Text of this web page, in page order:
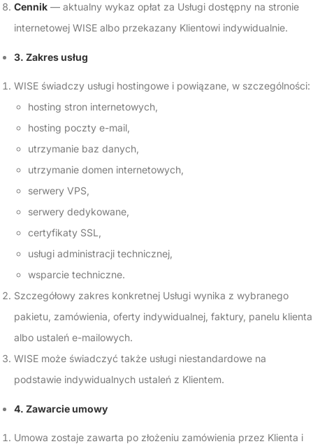
Cennik — aktualny wykaz opłat za Usługi dostępny na stronie
internetowej WISE albo przekazany Klientowi indywidualnie.
3. Zakres usług
WISE świadczy usługi hostingowe i powiązane, w szczególności:
hosting stron internetowych,
hosting poczty e-mail,
utrzymanie baz danych,
utrzymanie domen internetowych,
serwery VPS,
serwery dedykowane,
certyfikaty SSL,
usługi administracji technicznej,
wsparcie techniczne.
Szczegółowy zakres konkretnej Usługi wynika z wybranego
pakietu, zamówienia, oferty indywidualnej, faktury, panelu klienta
albo ustaleń e-mailowych.
WISE może świadczyć także usługi niestandardowe na
podstawie indywidualnych ustaleń z Klientem.
4. Zawarcie umowy
Umowa zostaje zawarta po złożeniu zamówienia przez Klienta i